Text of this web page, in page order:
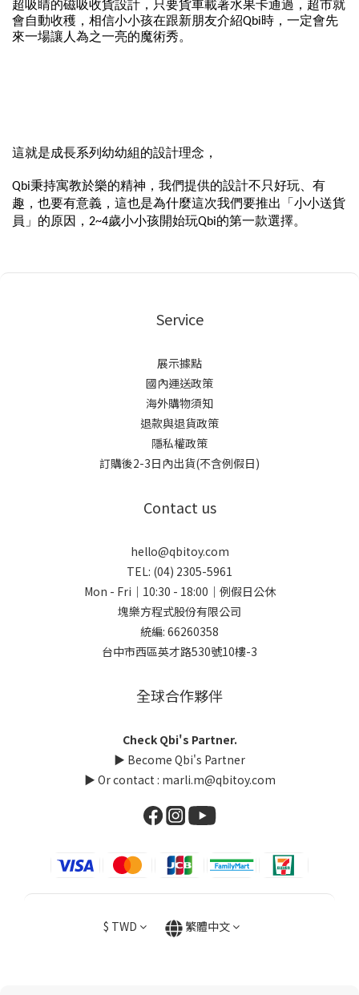
超吸睛的磁吸收貨設計，只要貨車載著水果卡通過，超市就
會自動收穫，相信小小孩在跟新朋友介紹Qbi時，一定會先
來一場讓人為之一亮的魔術秀。
這就是成長系列幼幼組的設計理念，
Qbi秉持寓教於樂的精神，我們提供的設計不只好玩、有
趣，也要有意義，這也是為什麼這次我們要推出「小小送貨
員」的原因，2~4歲小小孩開始玩Qbi的第一款選擇。
Service
展示據點
國內運送政策
海外購物須知
退款與退貨政策
隱私權政策
訂購後2-3日內出貨(不含例假日)
Contact us
hello@qbitoy.com
TEL: (04) 2305-5961
Mon - Fri｜10:30 - 18:00｜例假日公休
塊樂方程式股份有限公司
統編: 66260358
台中市西區英才路530號10樓-3
全球合作夥伴
Check Qbi's Partner.
▶ Become Qbi's Partner
▶ Or contact : marli.m@qbitoy.com
$ TWD 繁體中文